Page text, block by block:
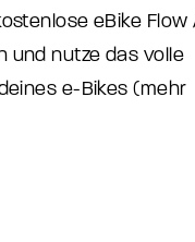
eBike Flow
und nutze das volle
e-Bikes (mehr